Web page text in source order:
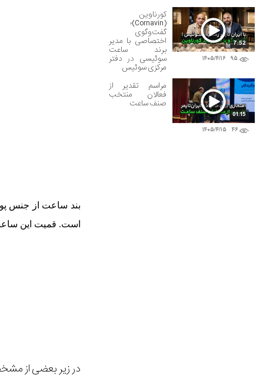
بند ساعت از جنس
است. قمیت این ساعت نیز 2.150
در زیر بعضی از
۹۵ ۱۴۰۵/۴/۱۶
7:52
کورناوین
(Cornavin)؛
گفت‌وگوی
اختصاصی با مدیر
برند ساعت
سوئیسی در دفتر
مرکزی سوئیس
۴۶ ۱۴۰۵/۴/۱۵
01:15
مراسم تقدیر از
فعالان منتخب
صنف ساعت